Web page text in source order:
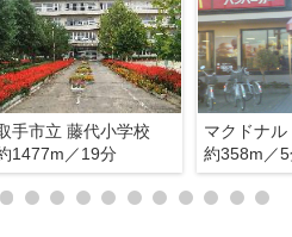
手市立 藤代小学校
1477m／19分
マクドナ
約358m／